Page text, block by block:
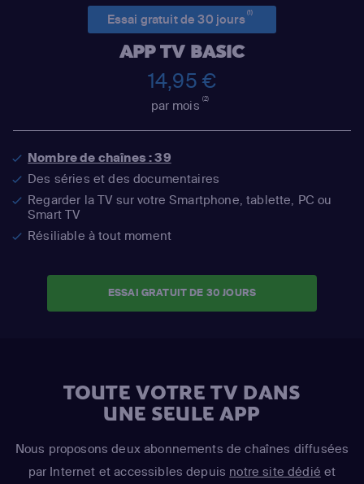
Essai gratuit de 30 jours(1)
APP TV BASIC
14,95 €
par mois(2)
Nombre de chaînes : 39
Des séries et des documentaires
Regarder la TV sur votre Smartphone, tablette, PC ou
Smart TV
Résiliable à tout moment
ESSAI GRATUIT DE 30 JOURS
TOUTE VOTRE TV DANS
UNE SEULE APP
Nous proposons deux abonnements de chaînes diffusées
par Internet et accessibles depuis notre site dédié et